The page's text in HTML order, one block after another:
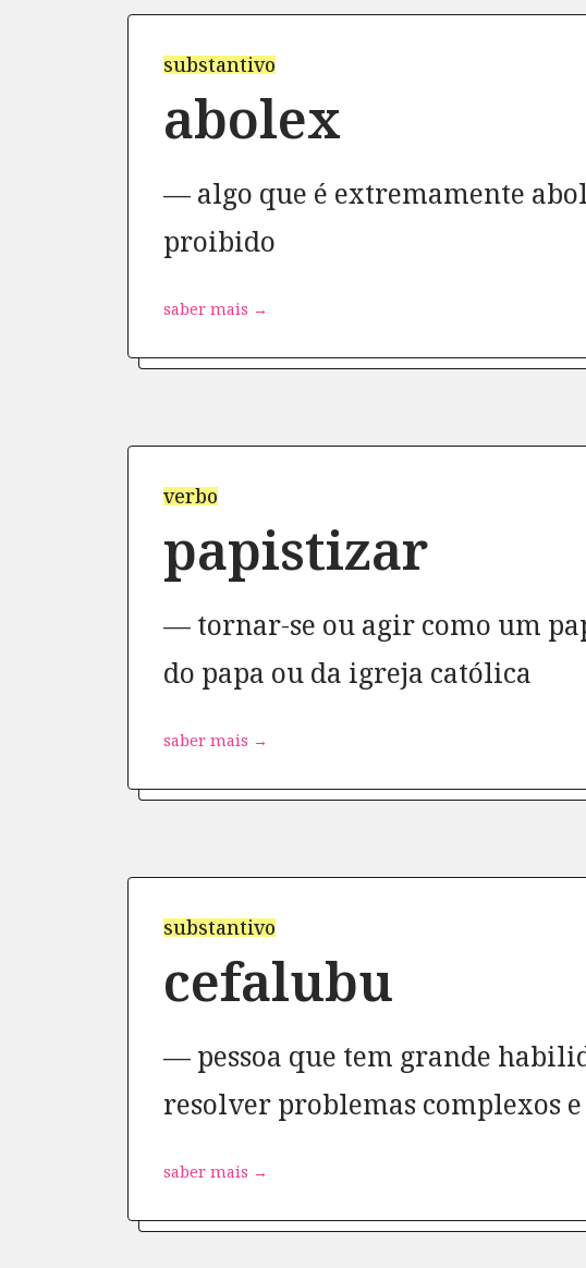
substantivo
abolex
algo que é extremamente
proibido
saber mais →
verbo
papistizar
tornar-se ou agir como um
do papa ou da igreja católica
saber mais →
substantivo
cefalubu
pessoa que tem grande
resolver problemas complexos
saber mais →